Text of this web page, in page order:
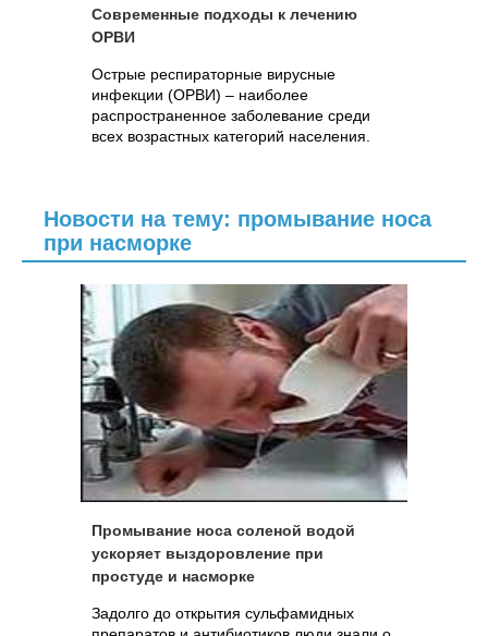
Современные подходы к лечению
ОРВИ
Острые респираторные вирусные
инфекции (ОРВИ) – наиболее
распространенное заболевание среди
всех возрастных категорий населения.
Новости на тему: промывание носа
при насморке
Промывание носа соленой водой
ускоряет выздоровление при
простуде и насморке
Задолго до открытия сульфамидных